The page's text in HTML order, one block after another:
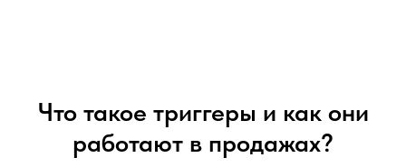
Что такое триггеры и как они
работают в продажах?